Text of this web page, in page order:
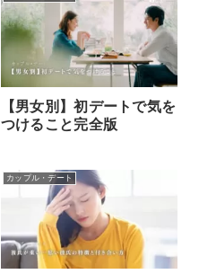
【男女別】初デートで気を
つけること完全版
カップル・デート